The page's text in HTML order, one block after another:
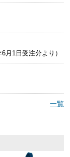
月1日受注分より）
一覧